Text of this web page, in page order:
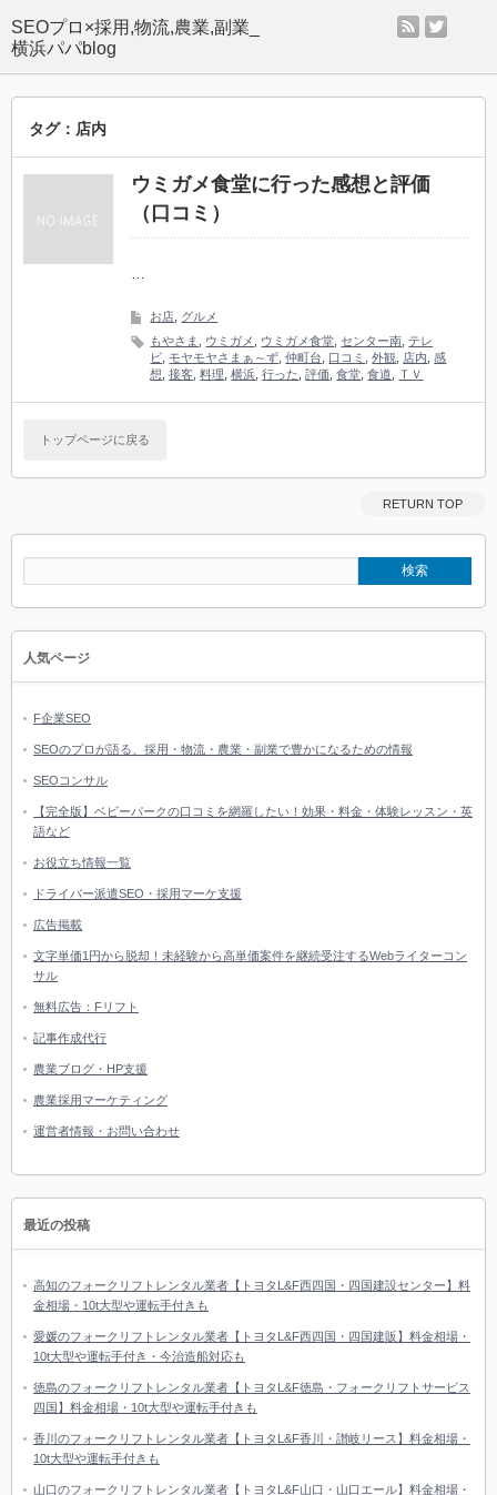
SEOプロ×採用,物流,農業,副業_
横浜パパblog
rss
タグ：店内
ウミガメ食堂に行った感想と評価
（口コミ）
…
お店 グルメ
もやさま
ウミガメ ウミガメ食堂 センター南 ,テレ
ビ モヤモヤさまぁ～ず ,仲町台 口コミ ,外観 店内 ,感
想 ,接客 ,料理 ,横浜 ,行った ,評価 ,食堂 ,食道 ＴＶ
トップページに戻る
RETURN TOP
人気ページ
F企業SEO
SEOのプロが語る、採用・物流・農業・副業で豊かになるための情報
SEOコンサル
【完全版】ベビーパークの口コミを網羅したい！効果・料金・体験レッスン・英
語など
お役立ち情報一覧
ドライバー派遣SEO・採用マーケ支援
広告掲載
文字単価1円から脱却！未経験から高単価案件を継続受注するWebライターコン
サル
無料広告：Fリフト
記事作成代行
農業ブログ・HP支援
農業採用マーケティング
運営者情報・お問い合わせ
最近の投稿
高知のフォークリフトレンタル業者【トヨタL&F西四国・四国建設センター】料
金相場・10t大型や運転手付きも
愛媛のフォークリフトレンタル業者【トヨタL&F西四国・四国建販】料金相場・
10t大型や運転手付き・今治造船対応も
徳島のフォークリフトレンタル業者【トヨタL&F徳島・フォークリフトサービス
四国】料金相場・10t大型や運転手付きも
香川のフォークリフトレンタル業者【トヨタL&F香川・讃岐リース】料金相場・
10t大型や運転手付きも
山口のフォークリフトレンタル業者【トヨタL&F山口・山口エール】料金相場・